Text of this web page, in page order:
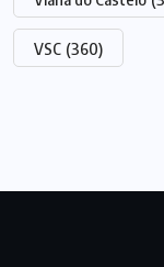
VSC (360)